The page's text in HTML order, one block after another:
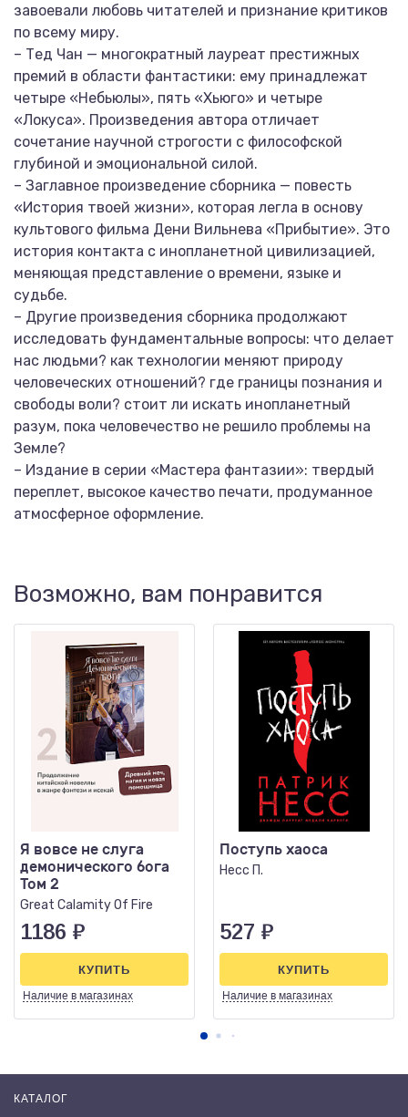
завоевали любовь читателей и признание критиков
по всему миру.
– Тед Чан — многократный лауреат престижных
премий в области фантастики: ему принадлежат
четыре «Небьюлы», пять «Хьюго» и четыре
«Локуса». Произведения автора отличает
сочетание научной строгости с философской
глубиной и эмоциональной силой.
– Заглавное произведение сборника — повесть
«История твоей жизни», которая легла в основу
культового фильма Дени Вильнева «Прибытие». Это
история контакта с инопланетной цивилизацией,
меняющая представление о времени, языке и
судьбе.
– Другие произведения сборника продолжают
исследовать фундаментальные вопросы: что делает
нас людьми? как технологии меняют природу
человеческих отношений? где границы познания и
свободы воли? стоит ли искать инопланетный
разум, пока человечество не решило проблемы на
Земле?
– Издание в серии «Мастера фантазии»: твердый
переплет, высокое качество печати, продуманное
атмосферное оформление.
Возможно, вам понравится
Я вовсе не слуга
демонического бога
Том 2
Great Calamity Of Fire
1186 ₽
Наличие в магазинах
КУПИТЬ
Поступь хаоса
Несс П.
527 ₽
Наличие в магазинах
КУПИТЬ
КАТАЛОГ